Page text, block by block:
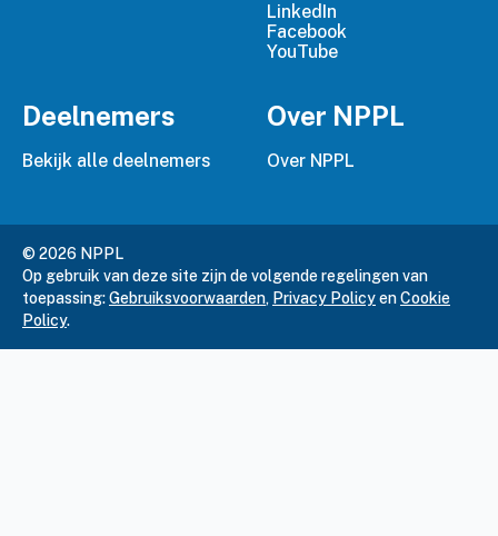
LinkedIn
Facebook
YouTube
Deelnemers
Bekijk alle deelnemers
Over NPPL
Over NPPL
© 2026 NPPL
Op gebruik van deze site zijn de volgende regelingen van
toepassing:Gebruiksvoorwaarden, Privacy PolicyenCookie
Policy.